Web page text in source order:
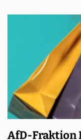
AfD-Fraktion